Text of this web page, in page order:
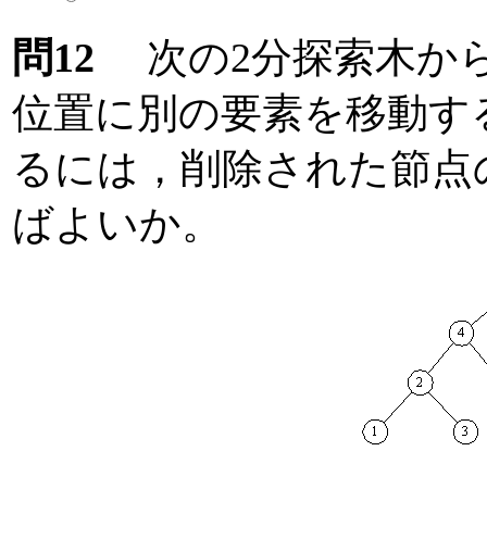
問12 次の2分探索木か
位置に別の要素を移動
るには，削除された節
ばよいか。